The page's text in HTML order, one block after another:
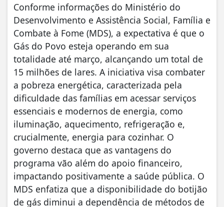
Conforme informações do Ministério do
Desenvolvimento e Assistência Social, Família e
Combate à Fome (MDS), a expectativa é que o
Gás do Povo esteja operando em sua
totalidade até março, alcançando um total de
15 milhões de lares. A iniciativa visa combater
a pobreza energética, caracterizada pela
dificuldade das famílias em acessar serviços
essenciais e modernos de energia, como
iluminação, aquecimento, refrigeração e,
crucialmente, energia para cozinhar. O
governo destaca que as vantagens do
programa vão além do apoio financeiro,
impactando positivamente a saúde pública. O
MDS enfatiza que a disponibilidade do botijão
de gás diminui a dependência de métodos de